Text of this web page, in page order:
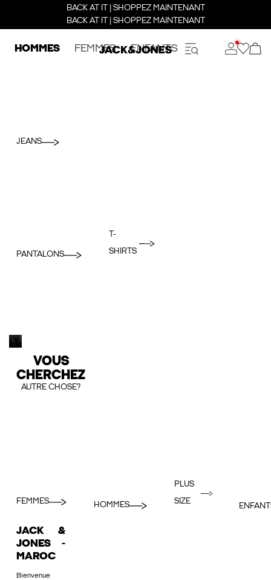
BACK AT IT | SHOPPEZ MAINTENANT
BACK AT IT | SHOPPEZ MAINTENANT
HOMMES FEMMES ENFANTS
JEANS
PANTALONS
T-
SHIRTS
VOUS
CHERCHEZ
AUTRE CHOSE?
FEMMES HOMMES
PLUS
SIZE
JACK &
JONES -
MAROC
Bienvenue